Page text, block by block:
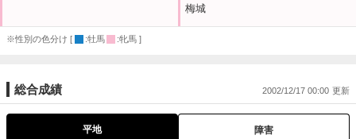
梅城
※性別の色分け [ :牡馬 :牝馬 ]
総合成績 2002/12/17 00:00
平地 障害